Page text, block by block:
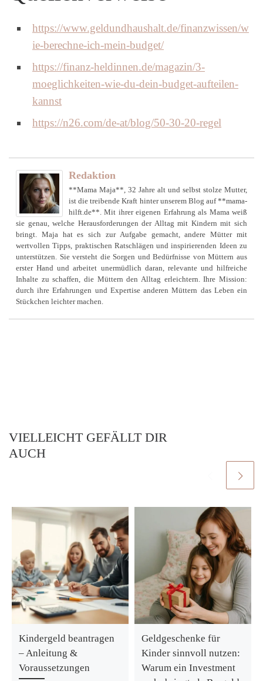
https://www.geldundhaushalt.de/finanzwissen/w
ie-berechne-ich-mein-budget/
https://finanz-heldinnen.de/magazin/3-
moeglichkeiten-wie-du-dein-budget-aufteilen-
kannst
https://n26.com/de-at/blog/50-30-20-regel
Redaktion
**Mama Maja**, 32 Jahre alt und selbst stolze Mutter,
ist die treibende Kraft hinter unserem Blog auf **mama-
hilft.de**. Mit ihrer eigenen Erfahrung als Mama weiß
sie genau, welche Herausforderungen der Alltag mit Kindern mit sich
bringt. Maja hat es sich zur Aufgabe gemacht, andere Mütter mit
wertvollen Tipps, praktischen Ratschlägen und inspirierenden Ideen zu
unterstützen. Sie versteht die Sorgen und Bedürfnisse von Müttern aus
erster Hand und arbeitet unermüdlich daran, relevante und hilfreiche
Inhalte zu schaffen, die Müttern den Alltag erleichtern. Ihre Mission:
durch ihre Erfahrungen und Expertise anderen Müttern das Leben ein
Stückchen leichter machen.
VIELLEICHT GEFÄLLT DIR
AUCH
Kindergeld beantragen
– Anleitung &
Voraussetzungen
Geldgeschenke für
Kinder sinnvoll nutzen:
Warum ein Investment